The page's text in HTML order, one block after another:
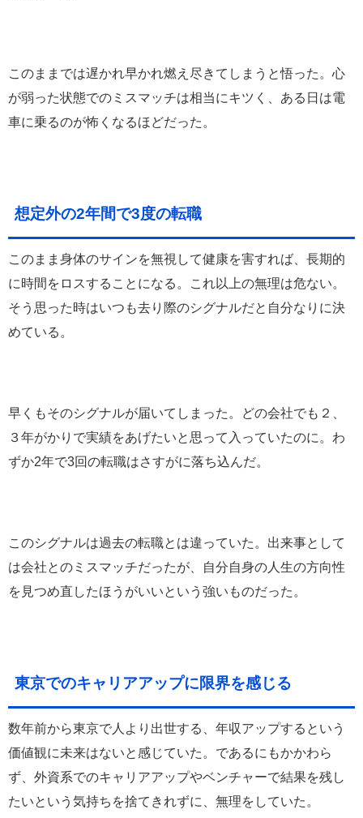
このままでは遅かれ早かれ燃え尽きてしまうと悟った。心
が弱った状態でのミスマッチは相当にキツく、ある日は電
車に乗るのが怖くなるほどだった。
想定外の2年間で3度の転職
このまま身体のサインを無視して健康を害すれば、長期的
に時間をロスすることになる。これ以上の無理は危ない。
そう思った時はいつも去り際のシグナルだと自分なりに決
めている。
早くもそのシグナルが届いてしまった。どの会社でも２、
３年がかりで実績をあげたいと思って入っていたのに。わ
ずか2年で3回の転職はさすがに落ち込んだ。
このシグナルは過去の転職とは違っていた。出来事として
は会社とのミスマッチだったが、自分自身の人生の方向性
を見つめ直したほうがいいという強いものだった。
東京でのキャリアアップに限界を感じる
数年前から東京で人より出世する、年収アップするという
価値観に未来はないと感じていた。であるにもかかわら
ず、外資系でのキャリアアップやベンチャーで結果を残し
たいという気持ちを捨てきれずに、無理をしていた。